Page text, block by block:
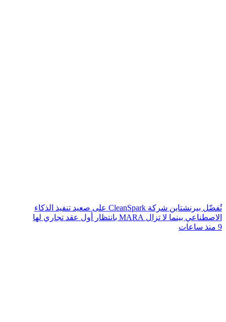
تُفضّل بيرنشتاين شركة CleanSpark على صعيد تنفيذ الذكاء
الاصطناعي بينما لا تزال MARA بانتظار أول عقد تجاري لها
9 منذ ساعات